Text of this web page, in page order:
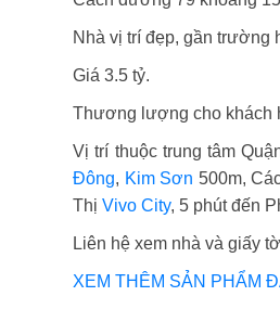
Nhà vị trí đẹp, gần trường
Giá 3.5 tỷ.
Thương lượng cho khách
Vị trí thuộc trung tâm
Đông, Kim Sơn 500m,
Thị Vivo City, 5 phút đến
Liên hệ xem nhà và giấy
XEM THÊM SẢN PHẨM